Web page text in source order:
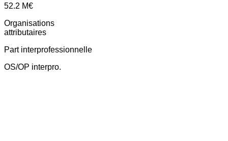
52.2 M€
Organisations
attributaires
Part interprofessionnelle
OS/OP interpro.